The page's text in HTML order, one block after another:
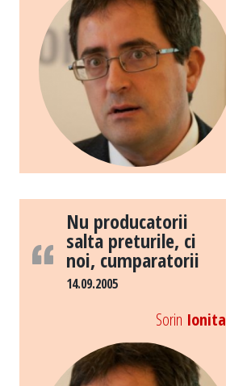
Nu producatorii
salta preturile, ci
noi, cumparatorii
14.09.2005
Sorin Ionita